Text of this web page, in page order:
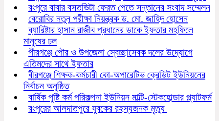
রংপুরে বাবার বসতভিটা ফেরত পেতে সন্তানের সংবাদ সম্মেলন
বেরোবির নতুন পরীক্ষা নিয়ন্ত্রক ড. মো. জাহিদ হোসেন
ব্যারিষ্টার হাসান রাজীব প্রধানের ডাকে ইফতার মহফিলে
মানুষের ঢল
পীরগঞ্জে পৌর ও উপজেলা স্বেচ্ছাসেবক দলের উদ্যোগে
এতিমদের সাথে ইফতার
বীরগঞ্জে শিক্ষক-কর্মচারী কো-অপারেটিভ ক্রেডিট ইউনিয়নের
নির্বাচন অনুষ্ঠিত
বার্ষিক পুষ্টি কর্ম পরিকল্পনা ইউনিয়ন মাল্টি-স্টেকহোল্ডার প্ল্যাটফর্ম
রংপুরের আলদাতপুরে যুবকের রহস্যজনক মৃত্যু